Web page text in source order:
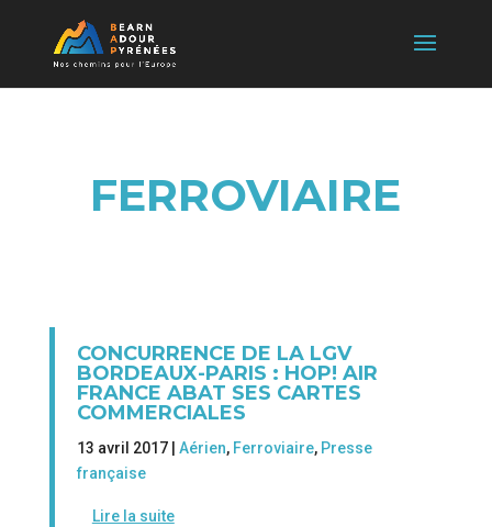
FERROVIAIRE
CONCURRENCE DE LA LGV
BORDEAUX-PARIS : HOP! AIR
FRANCE ABAT SES CARTES
COMMERCIALES
13 avril 2017 | Aérien, Ferroviaire, Presse
française
Lire la suite